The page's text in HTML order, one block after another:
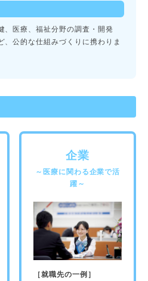
、医療、福祉分野の調査・開発
、公的な仕組みづくりに携わりま
企業
～医療に関わる企業で活
躍～
［就職先の一例］